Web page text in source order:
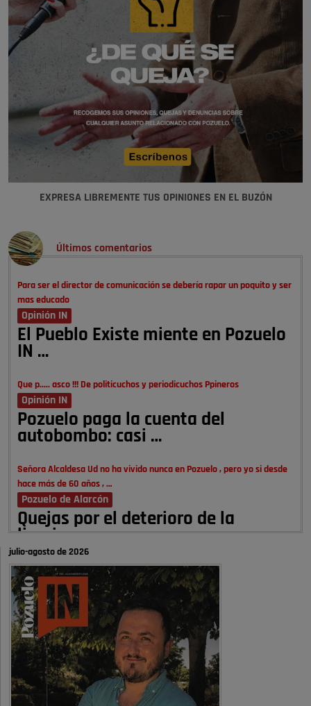
EXPRESA LIBREMENTE TUS OPINIONES EN EL BUZÓN
Últimos comentarios
Para ser el director de comunicación se debería rapar un poquito y ser
mas educado
Opinión IN
El Pueblo Existe miente en Pozuelo
IN …
Que p..... asco !!! De politicuchos y periodicuchos Ppineros
Opinión IN
Pozuelo paga la cuenta del
autobombo: casi …
Señora Alcaldesa Ud no ha vivido nunca en Pozuelo , pero yo si desde
hace más de 60 años , …
Pozuelo de Alarcón
Quejas por el deterioro de la
limpieza …
A ver si es posible que haya vivienda para familias con hijos y no
solamente jóvenes que no es tan …
Pozuelo de Alarcón
Pozuelo desbloquea
definitivamente Huerta Grande: las
obras …
Donde pueden inscribirse las personas empadronados en Pozuelo para
la vivienda asequible .
julio-agosto de 2026